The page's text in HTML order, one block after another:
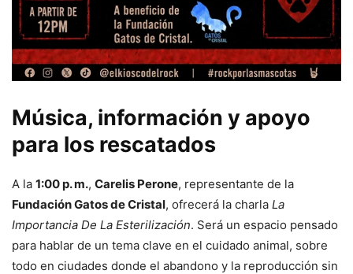
Música, información y apoyo
para los rescatados
A la 1:00 p. m., Carelis Perone, representante de la
Fundación Gatos de Cristal, ofrecerá la charla La
Importancia De La Esterilización. Será un espacio pensado
para hablar de un tema clave en el cuidado animal, sobre
todo en ciudades donde el abandono y la reproducción sin